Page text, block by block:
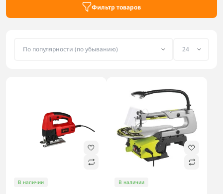
Фильтр товаров
В наличии В наличии